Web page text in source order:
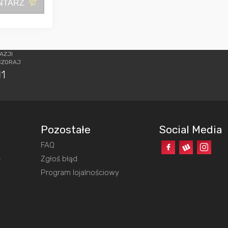
Pozostałe
FAQ
Zgłoś błąd
Program lojalnościowy
Social Media